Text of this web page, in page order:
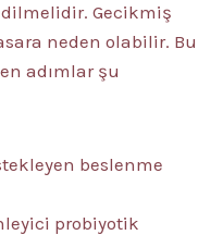
Gecikmiş
neden olabilir. Bu
adımlar şu
beslenme
probiyotik